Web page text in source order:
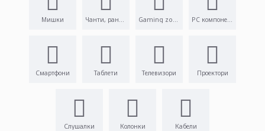
Мишки Чанти, раници Gaming zone PC компоненти
Смартфони Таблети Телевизори Проектори
Слушалки Колонки Кабели